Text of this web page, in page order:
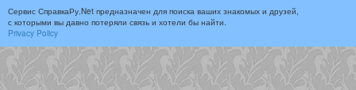
Сервис СправкаРу.Net предназначен для поиска ваших знакомых и друзей,
с которыми вы давно потеряли связь и хотели бы найти.
Privacy Policy